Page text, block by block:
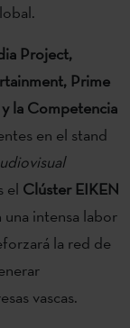
Project,
Prime
la Competencia
en el stand
el Clúster EIKEN
una intensa labor
la red de
vascas.